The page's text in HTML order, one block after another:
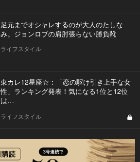
足元までオシャレするのが大人のたしな
み。ジョンロブの肩肘張らない勝負靴
ライフスタイル
東カレ12星座☆：「恋の駆け引き上手な女
性」ランキング発表！気になる1位と12位
は…
ライフスタイル